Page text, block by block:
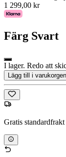
1 299,00 kr
Färg Svart
I lager. Redo att
Lägg till i varukorgen
Gratis